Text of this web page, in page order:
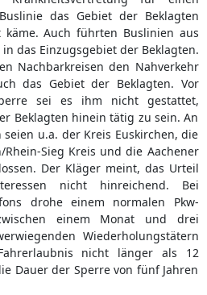
das Gebiet der Beklagten
Auch führten Buslinien aus
das Einzugsgebiet der Beklagten.
Nachbarkreisen den Nahverkehr
das Gebiet der Beklagten. Vor
sei es ihm nicht gestattet,
Beklagten hinein tätig zu sein. An
u.a. der Kreis Euskirchen, die
Sieg Kreis und die Aachener
Der Kläger meint, das Urteil
nicht hinreichend. Bei
drohe einem normalen Pkw-
einem Monat und drei
Wiederholungstätern
nicht länger als 12
Dauer der Sperre von fünf Jahren